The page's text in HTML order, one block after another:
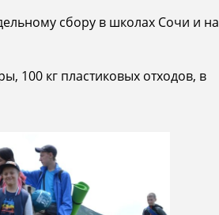
сбору в школах Сочи и на
100 кг пластиковых отходов, в